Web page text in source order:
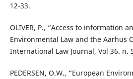
12-33.
OLIVER, P., “Access to information
Environmental Law and the Aarhus
International Law Journal, Vol 36. n.
PEDERSEN, O.W., “European